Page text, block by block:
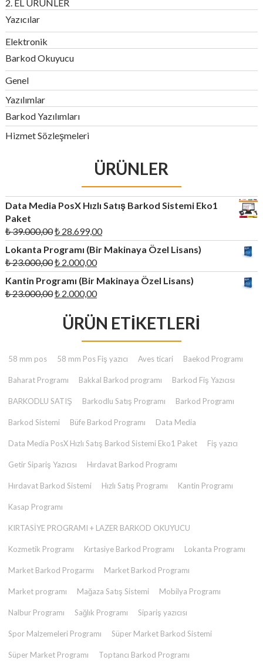
2. EL ÜRÜNLER
Yazıcılar
Elektronik
Barkod Okuyucu
Genel
Yazılımlar
Barkod Yazılımları
Hizmet Sözleşmeleri
ÜRÜNLER
Data Media PosX Hızlı Satış Barkod Sistemi Eko1
Paket
₺39.000,00Orijinal
fiyat:
₺ 39.000,00.
₺28.699,00Şu
andaki
fiyat:
₺ 28.699,00.
Lokanta Programı (Bir Makinaya Özel Lisans)
₺23.000,00Orijinal
fiyat:
₺ 23.000,00.
₺2.000,00Şu
andaki
fiyat:
₺ 2.000,00.
Kantin Programı (Bir Makinaya Özel Lisans)
₺23.000,00Orijinal
₺ 23.000,00.
₺2.000,00Şu
fiyat:
₺ 2.000,00.
ÜRÜN ETIKETLERI
58 mm pos 58 mm Pos Fiş yazıcı Aves ticari Baekod Programı
Baharat Programı Bakkal Barkod programı Barkod Fiş Yazıcısı
BARKODLU SATIŞ Barkodlu Satış Programı Barkod Programı
Barkod Sistemi Büfe Barkod Programı Data Media
Data Media PosX Hızlı Satış Barkod Sistemi Eko1 Paket Fiş yazıcı
Getir Sipariş Yazıcısı Hırdavat Barkod Programı
Hırdavat Barkod Sistemi Hızlı Satış Programı Kantin Programı
Kasap Programı
KIRTASİYE PROGRAMI + LAZER BARKOD OKUYUCU
Kozmetik Programı Kırtasiye Barkod Programı Lokanta Programı
Market Barkod Progarmı Market Barkod Programı
Market programı Mağaza Satış Sistemi Mobilya Programı
Nalbur Programı Sağlık Programı Sipariş yazıcısı
Spor Malzemeleri Programı Süper Market Barkod Sistemi
Süper Market Programı Toptancı Barkod Programı